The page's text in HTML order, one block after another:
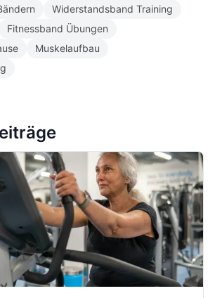
Widerstandsband Training
Fitnessband Übungen
Muskelaufbau